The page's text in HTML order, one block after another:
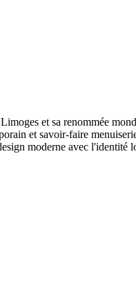
et sa renommée
et savoir-faire
moderne avec l'identité